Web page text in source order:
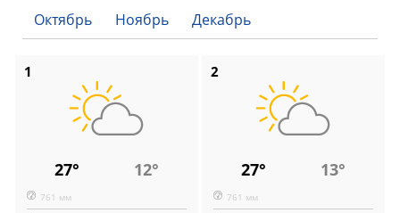
Октябрь
Ноябрь Декабрь
1
27° 12°
761 мм
2
27° 13°
761 мм